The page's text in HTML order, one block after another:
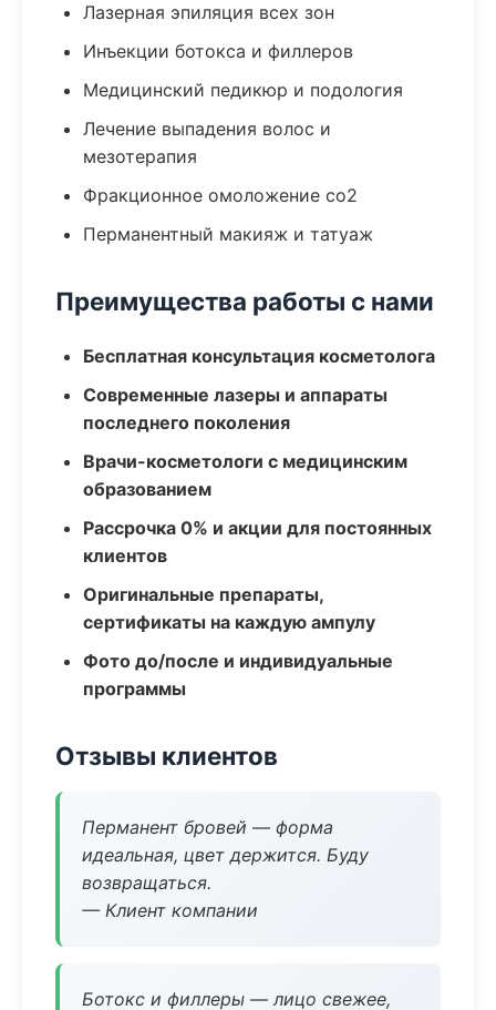
Лазерная эпиляция всех зон
Инъекции ботокса и филлеров
Медицинский педикюр и подология
Лечение выпадения волос и
мезотерапия
Фракционное омоложение co2
Перманентный макияж и татуаж
Преимущества работы с нами
Бесплатная консультация косметолога
Современные лазеры и аппараты
последнего поколения
Врачи-косметологи с медицинским
образованием
Рассрочка 0% и акции для постоянных
клиентов
Оригинальные препараты,
сертификаты на каждую ампулу
Фото до/после и индивидуальные
программы
Отзывы клиентов
Перманент бровей — форма
идеальная, цвет держится. Буду
возвращаться.
— Клиент компании
Ботокс и филлеры — лицо свежее,